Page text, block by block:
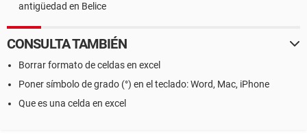
antigüedad en Belice
CONSULTA TAMBIÉN
Borrar formato de celdas en excel
Poner símbolo de grado (°) en el teclado: Word, Mac, iPhone
Que es una celda en excel